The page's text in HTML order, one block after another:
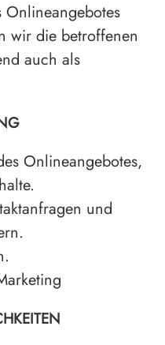
wir die betroffenen
auch als
Onlineangebotes,
und